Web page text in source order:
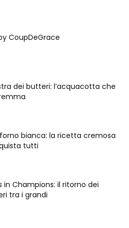
CoupDeGrace
dei butteri: l’acquacotta che
bianca: la ricetta cremosa
tutti
in Champions: il ritorno dei
tra i grandi